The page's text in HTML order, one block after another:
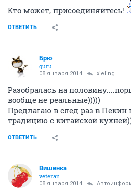
Кто может, присоединяйтесь!
ОТВЕТИТЬ
Брю
guru
08 января 2014 xieling
Разобралась на
вообще не реальные)))))
Предлагаю в след раз в Пекин
традицию с китайской
ОТВЕТИТЬ
Вишенка
veteran
08 января 2014